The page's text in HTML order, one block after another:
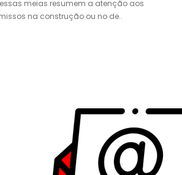
meias resumem a atenção aos
na construção ou no de..